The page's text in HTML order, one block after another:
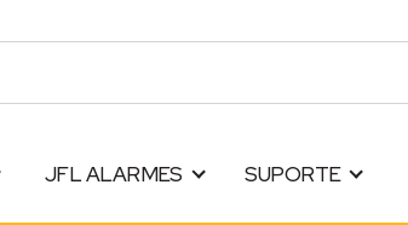
JFL ALARMES SUPORTE